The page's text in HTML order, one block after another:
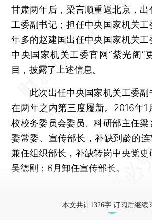
甘肃两年后，梁言顺重返北京，
工委副书记；担任中央国家机关
年多的赵建国出任中央国家机关工
中央国家机关工委官网“紫光阁”
目，披露了上述信息。
此次出任中央国家机关工委副
在两年之内第三度履新。2016年1
校校务委员会委员、科研部主任
委常委、宣传部长，补缺到龄的
兼任组织部长，补缺转岗中央党
吴德刚；6月卸任宣传部长。
本文共计1326字 订阅后继续